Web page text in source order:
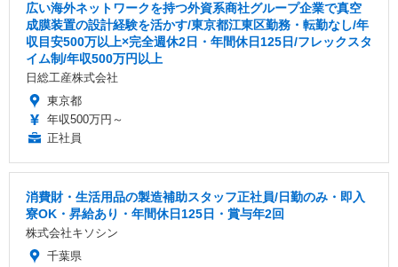
広い海外ネットワークを持つ外資系商社グループ企業で真空
成膜装置の設計経験を活かす/東京都江東区勤務・転勤なし/年
収目安500万以上×完全週休2日・年間休日125日/フレックスタ
イム制/年収500万円以上
日総工産株式会社
東京都
年収500万円～
正社員
消費財・生活用品の製造補助スタッフ正社員/日勤のみ・即入
寮OK・昇給あり・年間休日125日・賞与年2回
株式会社キソシン
千葉県